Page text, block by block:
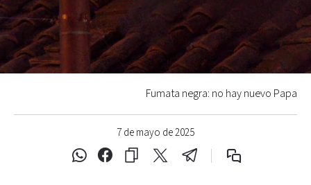
7 de mayo de 2025
Fumata negra: no hay nuevo Papa